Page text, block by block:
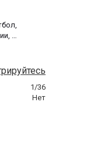
1/36
Нет